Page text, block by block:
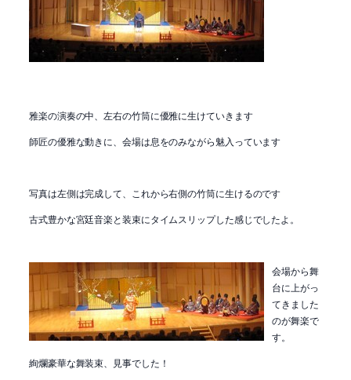
雅楽の演奏の中、左右の竹筒に優雅に生けていきます
師匠の優雅な動きに、会場は息をのみながら魅入っています
写真は左側は完成して、これから右側の竹筒に生けるのです
古式豊かな宮廷音楽と装束にタイムスリップした感じでしたよ。
会場から舞
台に上がっ
てきました
のが舞楽で
す。
絢爛豪華な舞装束、見事でした！